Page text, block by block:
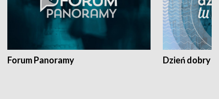
Forum Panoramy Dzień dobry